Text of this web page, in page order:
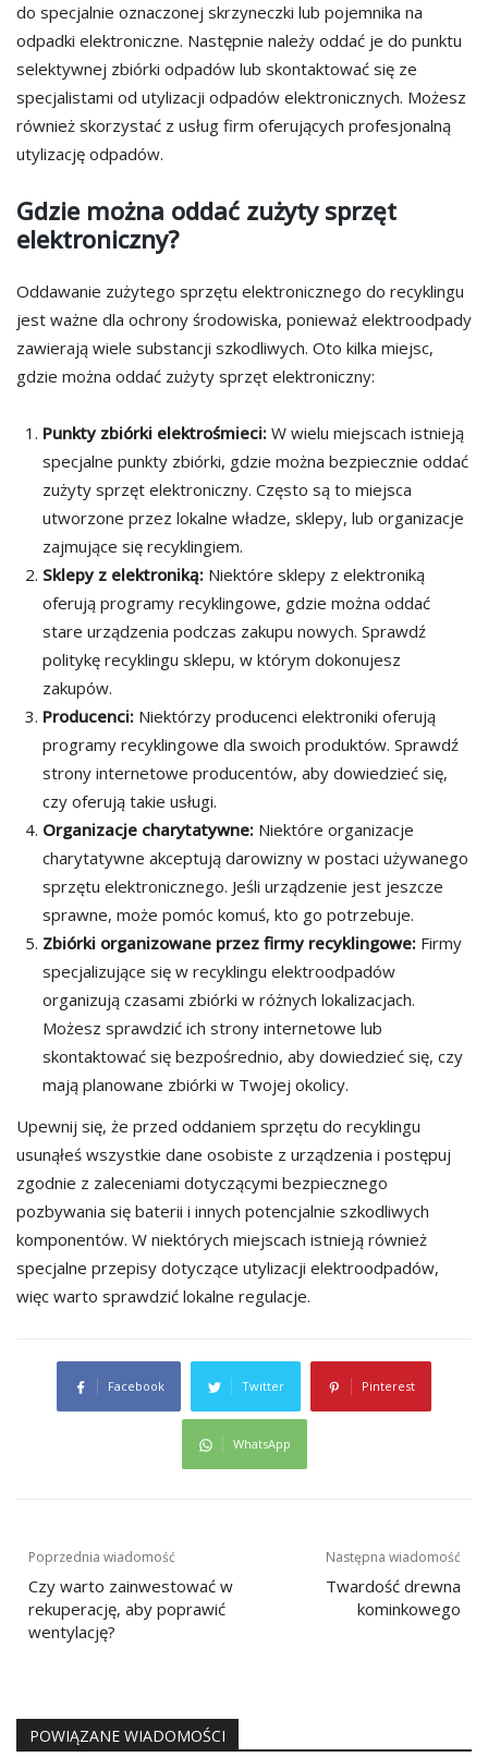
do specjalnie oznaczonej skrzyneczki lub pojemnika na
odpadki elektroniczne. Następnie należy oddać je do punktu
selektywnej zbiórki odpadów lub skontaktować się ze
specjalistami od utylizacji odpadów elektronicznych. Możesz
również skorzystać z usług firm oferujących profesjonalną
utylizację odpadów.
Gdzie można oddać zużyty sprzęt
elektroniczny?
Oddawanie zużytego sprzętu elektronicznego do recyklingu
jest ważne dla ochrony środowiska, ponieważ elektroodpady
zawierają wiele substancji szkodliwych. Oto kilka miejsc,
gdzie można oddać zużyty sprzęt elektroniczny:
Punkty zbiórki elektrośmieci: W wielu miejscach istnieją
specjalne punkty zbiórki, gdzie można bezpiecznie oddać
zużyty sprzęt elektroniczny. Często są to miejsca
utworzone przez lokalne władze, sklepy, lub organizacje
zajmujące się recyklingiem.
Sklepy z elektroniką: Niektóre sklepy z elektroniką
oferują programy recyklingowe, gdzie można oddać
stare urządzenia podczas zakupu nowych. Sprawdź
politykę recyklingu sklepu, w którym dokonujesz
zakupów.
Producenci: Niektórzy producenci elektroniki oferują
programy recyklingowe dla swoich produktów. Sprawdź
strony internetowe producentów, aby dowiedzieć się,
czy oferują takie usługi.
Organizacje charytatywne: Niektóre organizacje
charytatywne akceptują darowizny w postaci używanego
sprzętu elektronicznego. Jeśli urządzenie jest jeszcze
sprawne, może pomóc komuś, kto go potrzebuje.
Zbiórki organizowane przez firmy recyklingowe: Firmy
specjalizujące się w recyklingu elektroodpadów
organizują czasami zbiórki w różnych lokalizacjach.
Możesz sprawdzić ich strony internetowe lub
skontaktować się bezpośrednio, aby dowiedzieć się, czy
mają planowane zbiórki w Twojej okolicy.
Upewnij się, że przed oddaniem sprzętu do recyklingu
usunąłeś wszystkie dane osobiste z urządzenia i postępuj
zgodnie z zaleceniami dotyczącymi bezpiecznego
pozbywania się baterii i innych potencjalnie szkodliwych
komponentów. W niektórych miejscach istnieją również
specjalne przepisy dotyczące utylizacji elektroodpadów,
więc warto sprawdzić lokalne regulacje.
Facebook Twitter Pinterest
WhatsApp
Nawigacja
wpisu
Poprzednia wiadomość
Czy warto zainwestować w
rekuperację, aby poprawić
wentylację?
Następna wiadomość
Twardość drewna
kominkowego
POWIĄZANE WIADOMOŚCI